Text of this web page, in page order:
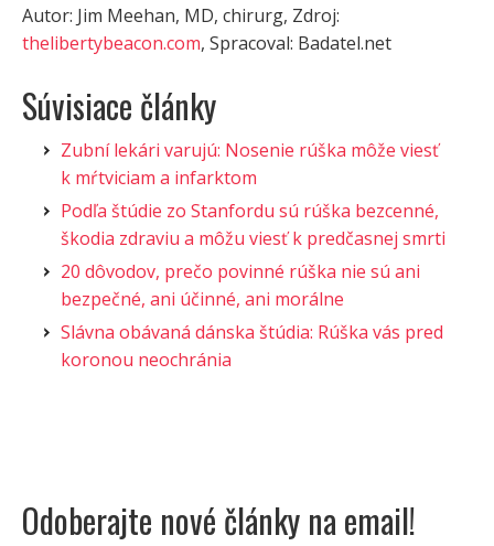
Autor: Jim Meehan, MD, chirurg, Zdroj:
thelibertybeacon.com, Spracoval: Badatel.net
Súvisiace články
Zubní lekári varujú: Nosenie rúška môže viesť
k mŕtviciam a infarktom
Podľa štúdie zo Stanfordu sú rúška bezcenné,
škodia zdraviu a môžu viesť k predčasnej smrti
20 dôvodov, prečo povinné rúška nie sú ani
bezpečné, ani účinné, ani morálne
Slávna obávaná dánska štúdia: Rúška vás pred
koronou neochránia
Odoberajte nové články na email!